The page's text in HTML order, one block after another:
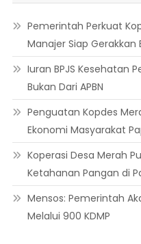
Pemerintah Perkuat
Manajer Siap Gerakkan
Iuran BPJS Kesehatan
Bukan Dari APBN
Penguatan Kopdes
Ekonomi Masyarakat
Koperasi Desa Merah
Ketahanan Pangan di
Mensos: Pemerintah
Melalui 900 KDMP